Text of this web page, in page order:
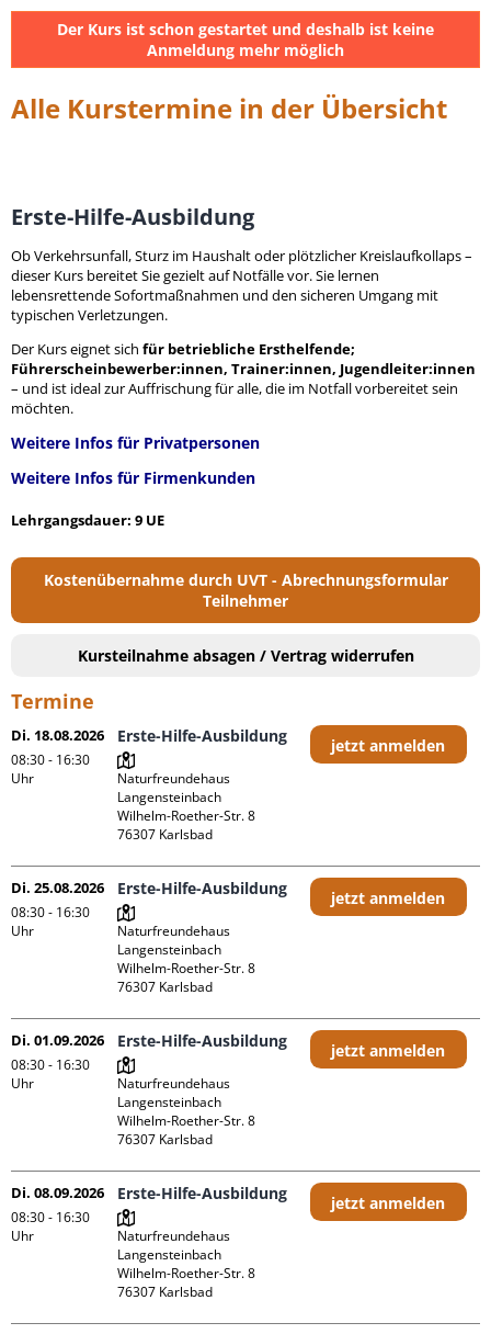
Der Kurs ist schon gestartet und deshalb ist keine
Anmeldung mehr möglich
Alle Kurstermine in der Übersicht
Erste-Hilfe-Ausbildung
Ob Verkehrsunfall, Sturz im Haushalt oder plötzlicher Kreislaufkollaps –
dieser Kurs bereitet Sie gezielt auf Notfälle vor. Sie lernen
lebensrettende Sofortmaßnahmen und den sicheren Umgang mit
typischen Verletzungen.
Der Kurs eignet sich für betriebliche Ersthelfende;
Führerscheinbewerber:innen, Trainer:innen, Jugendleiter:innen
– und ist ideal zur Auffrischung für alle, die im Notfall vorbereitet sein
möchten.
Weitere Infos für Privatpersonen
Weitere Infos für Firmenkunden
Lehrgangsdauer: 9 UE
Kostenübernahme durch UVT - Abrechnungsformular
Teilnehmer
Kursteilnahme absagen / Vertrag widerrufen
Termine
Di. 18.08.2026
08:30 - 16:30
Uhr
Erste-Hilfe-Ausbildung
Naturfreundehaus
Langensteinbach
Wilhelm-Roether-Str. 8
jetzt anmelden
Di. 25.08.2026
08:30 - 16:30
Uhr
Erste-Hilfe-Ausbildung
Naturfreundehaus
Langensteinbach
Wilhelm-Roether-Str. 8
jetzt anmelden
Di. 01.09.2026
08:30 - 16:30
Uhr
Erste-Hilfe-Ausbildung
Naturfreundehaus
Langensteinbach
Wilhelm-Roether-Str. 8
jetzt anmelden
Di. 08.09.2026
08:30 - 16:30
Uhr
Erste-Hilfe-Ausbildung
Naturfreundehaus
Langensteinbach
Wilhelm-Roether-Str. 8
jetzt anmelden